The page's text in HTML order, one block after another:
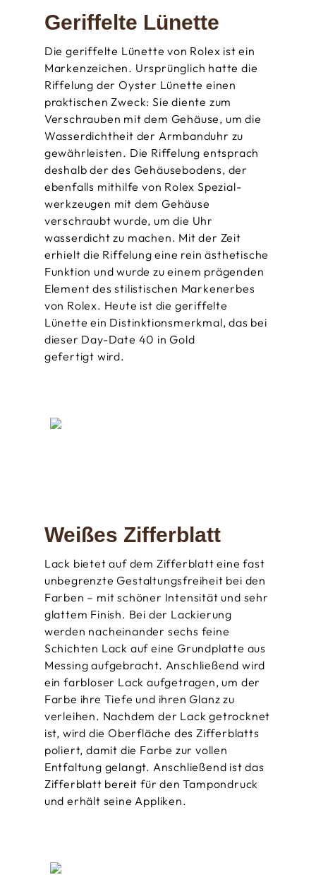
Geriffelte Lünette
Die geriffelte Lünette von Rolex ist ein
Markenzeichen. Ursprünglich hatte die
Riffelung der Oyster Lünette einen
praktischen Zweck: Sie diente zum
Verschrauben mit dem Gehäuse­, um die
Wasserdichtheit der Armbanduhr zu
gewährleisten. Die Riffelung entsprach
deshalb der des Gehäuse­bodens, der
ebenfalls mithilfe von Rolex Spezial­
werkzeugen mit dem Gehäuse
verschraubt wurde, um die Uhr
wasserdicht zu machen. Mit der Zeit
erhielt die Riffelung eine rein ästhetische
Funktion und wurde zu einem prägenden
Element des stilistischen Markenerbes
von Rolex. Heute ist die geriffelte
Lünette ein Distinktions­merkmal, das bei
dieser Day-Date 40 in Gold
gefertigt wird.
Weißes Zifferblatt
Lack bietet auf dem Zifferblatt eine fast
unbegrenzte Gestaltungs­freiheit bei den
Farben – mit schöner Intensität und sehr
glattem Finish. Bei der Lackierung
werden nacheinander sechs feine
Schichten Lack auf eine Grundplatte aus
Messing aufgebracht. Anschließend wird
ein farbloser Lack aufgetragen, um der
Farbe ihre Tiefe und ihren Glanz zu
verleihen. Nachdem der Lack getrocknet
ist, wird die Oberfläche des Zifferblatts
poliert, damit die Farbe zur vollen
Entfaltung gelangt. Anschließend ist das
Zifferblatt bereit für den Tampondruck
und erhält seine Appliken.